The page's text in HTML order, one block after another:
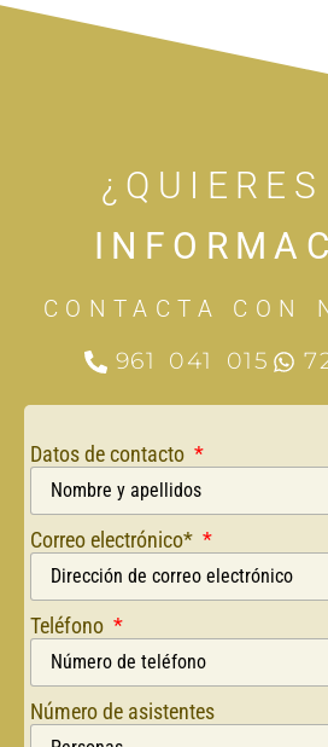
CONTACTA CON
961 041 015
Datos de contacto
Correo electrónico*
Teléfono
Número de asistentes